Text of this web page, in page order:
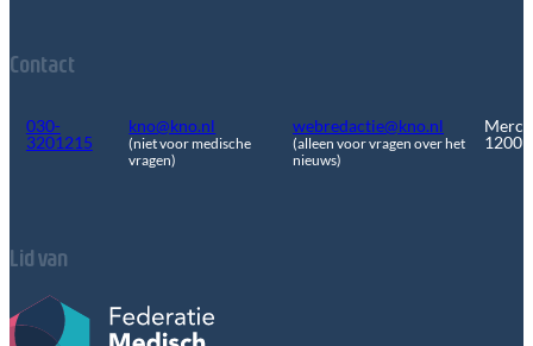
Contact
030-
3201215
kno@kno.nl
(niet voor medische
vragen)
webredactie@kno.nl
(alleen voor vragen over het
nieuws)
1200
Lid van